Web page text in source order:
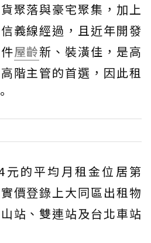
聚落與豪宅聚集，加上
義線經過，且近年開發
屋齡新、裝潢佳，是高
階主管的首選，因此租
元的平均月租金位居第
價登錄上大同區出租物
站、雙連站及台北車站